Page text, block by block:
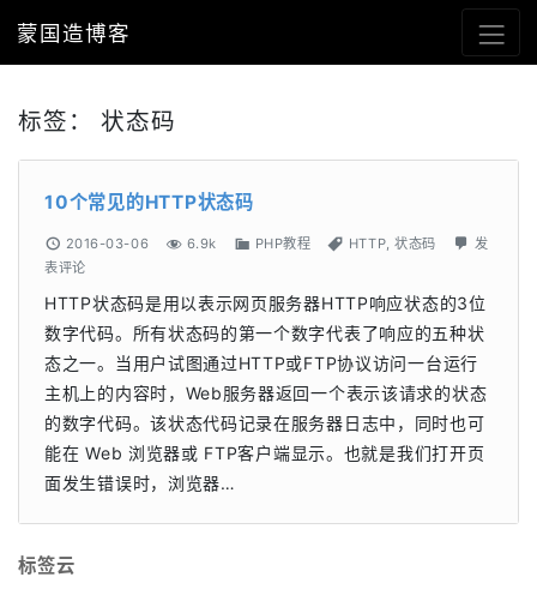
蒙国造博客
标签： 状态码
10个常见的HTTP状态码
2016-03-06 6.9k PHP教程 HTTP ,状态码
发
表评论
HTTP状态码是用以表示网页服务器HTTP响应状态的3位
数字代码。所有状态码的第一个数字代表了响应的五种状
态之一。当用户试图通过HTTP或FTP协议访问一台运行
主机上的内容时，Web服务器返回一个表示该请求的状态
的数字代码。该状态代码记录在服务器日志中，同时也可
能在 Web 浏览器或 FTP客户端显示。也就是我们打开页
面发生错误时，浏览器…
标签云